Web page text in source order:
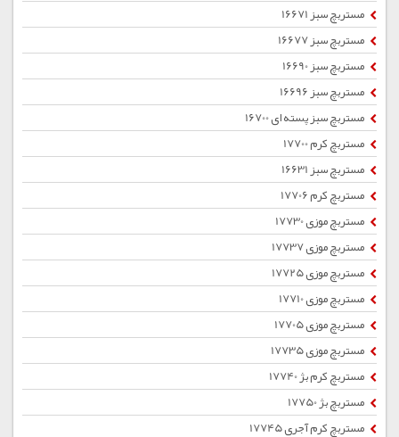
مستربچ سبز 16671
مستربچ سبز 16677
مستربچ سبز 16690
مستربچ سبز 16696
مستربچ سبز پسته ای 16700
مستربچ کرم 17700
مستربچ سبز 16631
مستربچ کرم 17706
مستربچ موزی 17730
مستربچ موزی 17737
مستربچ موزی 17725
مستربچ موزی 17710
مستربچ موزی 17705
مستربچ موزی 17735
مستربچ کرم بژ 17740
مستربچ بژ 17750
مستربچ کرم آجری 17745